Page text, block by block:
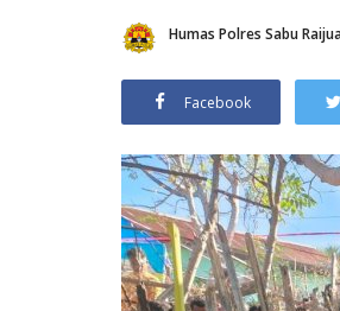
Humas Polres Sabu
Facebook